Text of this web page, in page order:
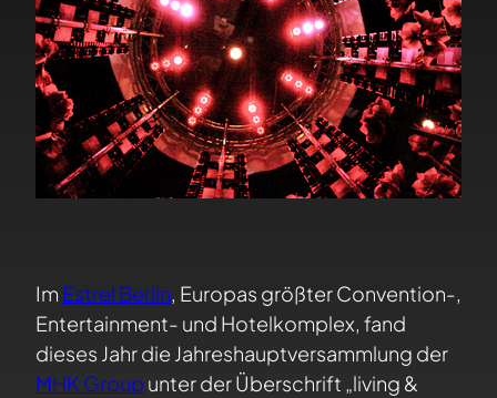
Im Estrel Berlin, Europas größter Convention-,
Entertainment- und Hotelkomplex, fand
dieses Jahr die Jahreshauptversammlung der
MHK Group unter der Überschrift „living &